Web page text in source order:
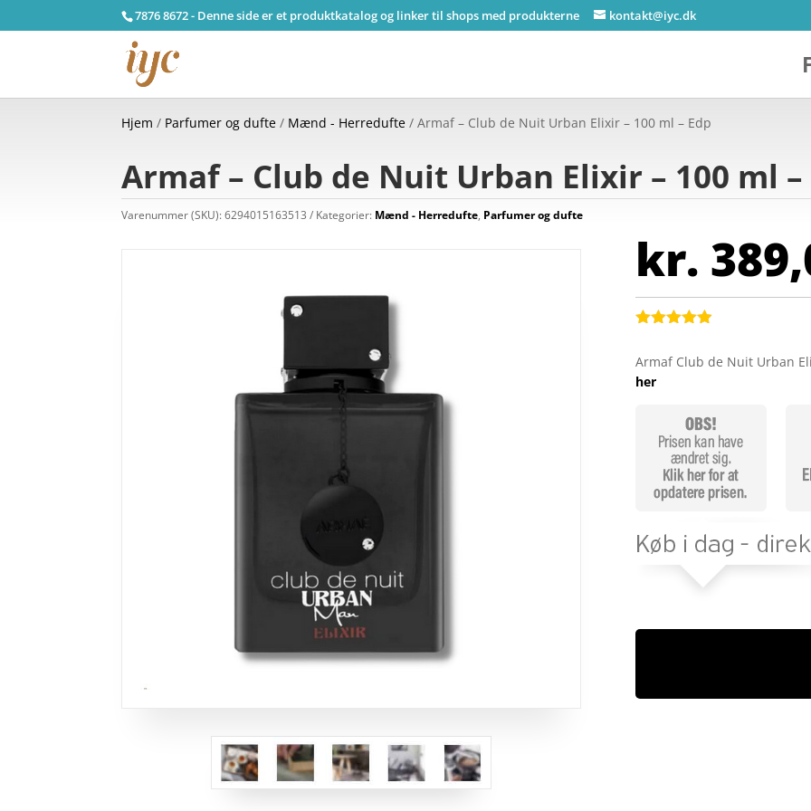
7876 8672 - Denne side er et produktkatalog og linker til shops med produkterne kontakt@iyc.dk
Hjem / Parfumer og dufte / Mænd - Herredufte / Armaf – Club de Nuit Urban Elixir – 100 ml – Edp
Armaf – Club de Nuit Urban Elixir – 100 ml –
Varenummer (SKU):6294015163513 Kategorier: Mænd - Herredufte, Parfumer og dufte
kr.
ud af 5
baseret på
Armaf Club de Nuit Urban
her